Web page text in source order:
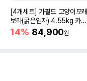
[4개세트] 가필드 고양이모래
보라(굵은입자) 4.55kg 카사
바모래
14% 84,900원